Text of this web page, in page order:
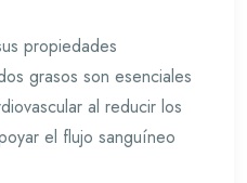
propiedades
grasos son esenciales
al reducir los
el flujo sanguíneo